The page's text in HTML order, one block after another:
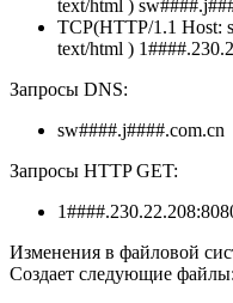
text/html )
TCP(HTTP/1.1 Host:
text/html )
Запросы DNS:
sw####.j####.com.cn
Запросы HTTP GET:
Изменения в файловой
Создает следующие файлы: